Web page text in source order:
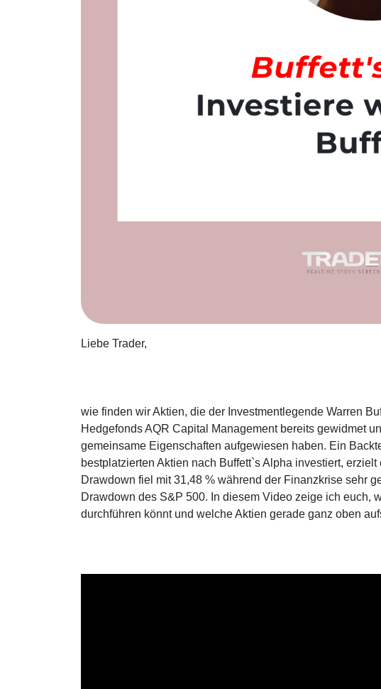
Liebe Trader,
wie finden wir Aktien, die der Investmentlegende Warren
Hedgefonds AQR Capital Management bereits gewidmet
gemeinsame Eigenschaften aufgewiesen haben. Ein
bestplatzierten Aktien nach Buffett`s Alpha investiert,
Drawdown fiel mit 31,48 % während der Finanzkrise sehr
Drawdown des S&P 500. In diesem Video zeige ich euch,
durchführen könnt und welche Aktien gerade ganz oben